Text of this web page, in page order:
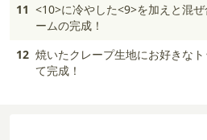
11 <10>に冷やした<9>を加えと混
ームの完成！
12 焼いたクレープ生地にお好きな
て完成！